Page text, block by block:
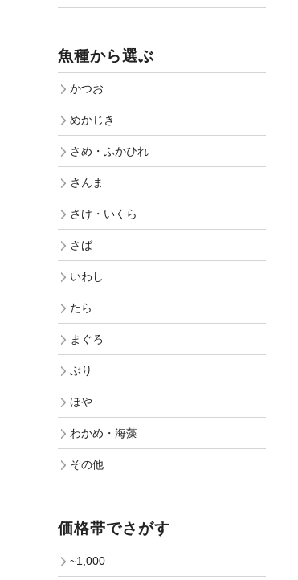
魚種から選ぶ
かつお
めかじき
さめ・ふかひれ
さんま
さけ・いくら
さば
いわし
たら
まぐろ
ぶり
ほや
わかめ・海藻
その他
価格帯でさがす
~1,000